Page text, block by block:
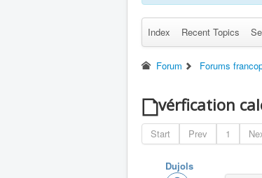
Index Recent Topics
Forum Forums
vérfication
Start Prev 1
Dujols